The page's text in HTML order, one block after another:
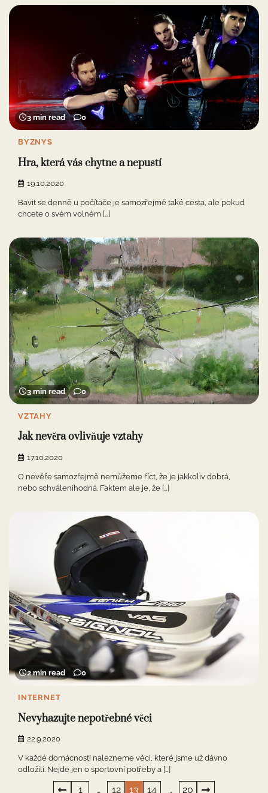
3 min read 0
BYZNYS
Hra, která vás chytne a nepustí
19.10.2020
Bavit se denně u počítače je samozřejmě také cesta, ale pokud
chcete o svém volném […]
3 min read 0
VZTAHY
Jak nevěra ovlivňuje vztahy
17.10.2020
O nevěře samozřejmě nemůžeme říct, že je jakkoliv dobrá,
nebo schváleníhodná. Faktem ale je, že […]
2 min read 0
INTERNET
Nevyhazujte nepotřebné věci
22.9.2020
V každé domácnosti nalezneme věci, které jsme už dávno
odložili. Nejde jen o sportovní potřeby a […]
1 … 12 13 14 … 20